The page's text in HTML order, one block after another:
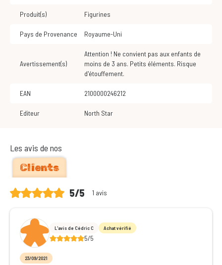
Produit(s) Figurines
Pays de Provenance Royaume-Uni
Avertissement(s)
Attention ! Ne convient pas aux enfants de
moins de 3 ans. Petits éléments. Risque
d'étouffement.
EAN 2100000246212
Editeur North Star
Les avis de nos
Clients
5/5 1 avis
L'avis de Cédric C Achat vérifié
5/5
23/09/2021